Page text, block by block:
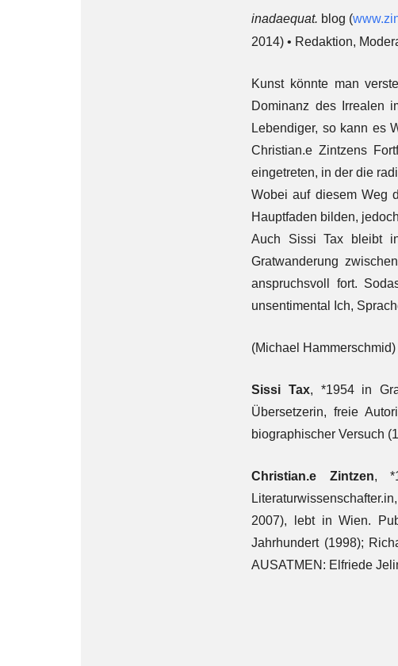
inadaequat. blog (
2014) • Redaktion,
Kunst könnte man
Dominanz des Irrealen
Lebendiger, so kann es
Christian.e Zintzens
eingetreten, in der die
Wobei auf diesem Weg
Hauptfaden bilden,
Auch Sissi Tax bleibt
Gratwanderung
anspruchsvoll fort.
unsentimental Ich,
(Michael Hammerschmid)
Sissi Tax, *1954 in
Übersetzerin, freie
biographischer Versuch
Christian.e Zintzen,
2007), lebt in Wien.
Jahrhundert (1998);
AUSATMEN: Elfriede